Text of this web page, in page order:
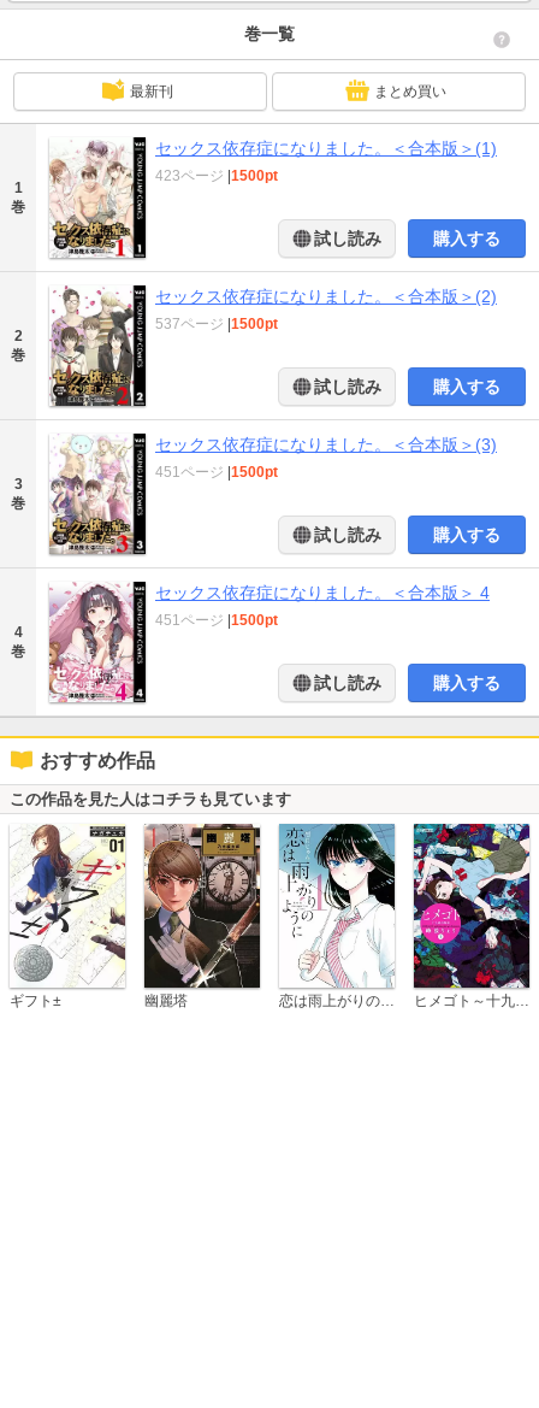
巻一覧
最新刊 まとめ買い
1
巻
セックス依存症になりました。＜合本版＞(1)
423ページ 1500pt
試し読み 購入する
2
巻
セックス依存症になりました。＜合本版＞(2)
537ページ 1500pt
試し読み 購入する
3
巻
セックス依存症になりました。＜合本版＞(3)
451ページ 1500pt
試し読み 購入する
4
巻
セックス依存症になりました。＜合本版＞ 4
451ページ 1500pt
試し読み 購入する
おすすめ作品
この作品を見た人はコチラも見ています
ギフト± 幽麗塔 恋は雨上がりのように ヒメゴト～十九歳の制服～